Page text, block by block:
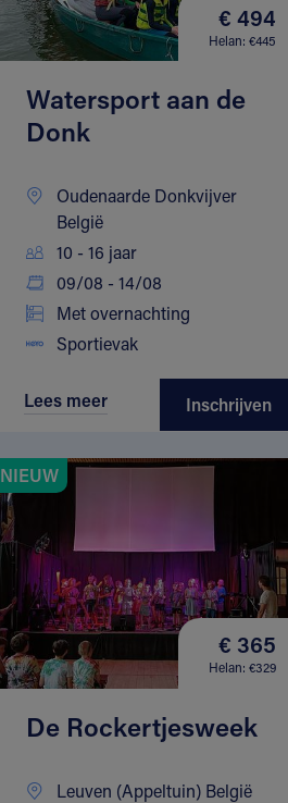
€ 494
Helan: €445
Watersport aan de
Donk
Oudenaarde Donkvijver
België
10 - 16 jaar
09/08 - 14/08
Met overnachting
Sportievak
Lees meer Inschrijven
NIEUW
€ 365
Helan: €329
De Rockertjesweek
Leuven (Appeltuin) België